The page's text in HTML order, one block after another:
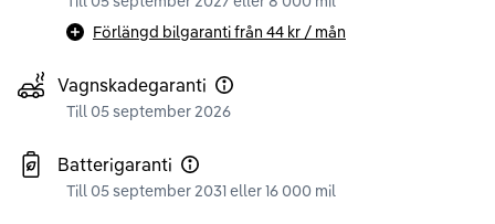
Förlängd bilgaranti från 44 kr / mån
Vagnskadegaranti
Till 05 september 2026
Batterigaranti
Till 05 september 2031 eller 16 000 mil